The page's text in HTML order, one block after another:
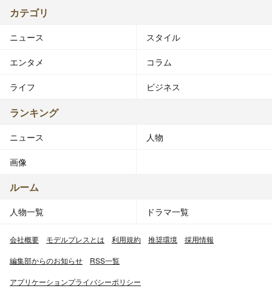
カテゴリ
ニュース スタイル
エンタメ コラム
ライフ ビジネス
ランキング
ニュース 人物
画像
ルーム
人物一覧 ドラマ一覧
会社概要 モデルプレスとは 利用規約 推奨環境 採用情報
編集部からのお知らせ RSS一覧
アプリケーションプライバシーポリシー